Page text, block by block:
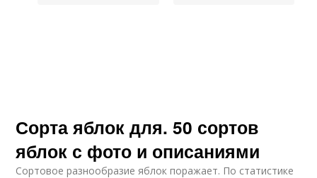
Сорта яблок для. 50 сортов
яблок с фото и описаниями
Сортовое разнообразие яблок поражает. По статистике